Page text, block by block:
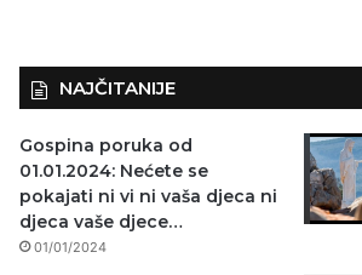
NAJČITANIJE
Gospina poruka od
01.01.2024: Nećete se
pokajati ni vi ni vaša djeca ni
djeca vaše djece…
01/01/2024